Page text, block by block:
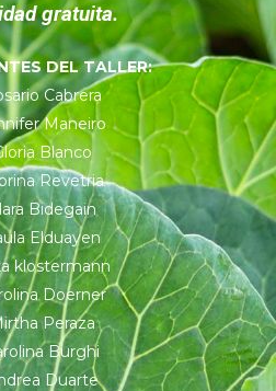
gratuita.
DEL TALLER:
Cabrera
Maneiro
Blanco
Revetria
Bidegain
Elduayen
klostermann
Doerner
Peraza
Burghi
Duarte